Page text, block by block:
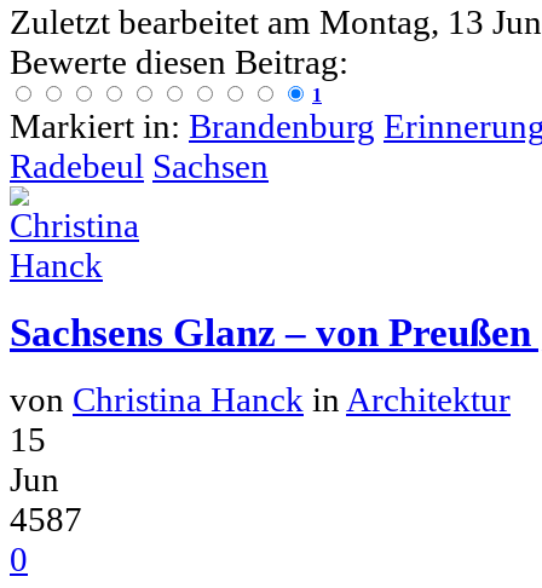
Zuletzt bearbeitet am Montag, 13
Bewerte diesen Beitrag:
1
Markiert in: Brandenburg
Radebeul Sachsen
Sachsens Glanz – von
von Christina Hanck in Architektur
15
Jun
4587
0